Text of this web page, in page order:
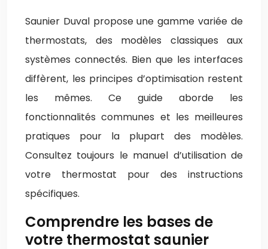
Saunier Duval propose une gamme variée de
thermostats, des modèles classiques aux
systèmes connectés. Bien que les interfaces
diffèrent, les principes d’optimisation restent
les mêmes. Ce guide aborde les
fonctionnalités communes et les meilleures
pratiques pour la plupart des modèles.
Consultez toujours le manuel d’utilisation de
votre thermostat pour des instructions
spécifiques.
Comprendre les bases de
votre thermostat saunier